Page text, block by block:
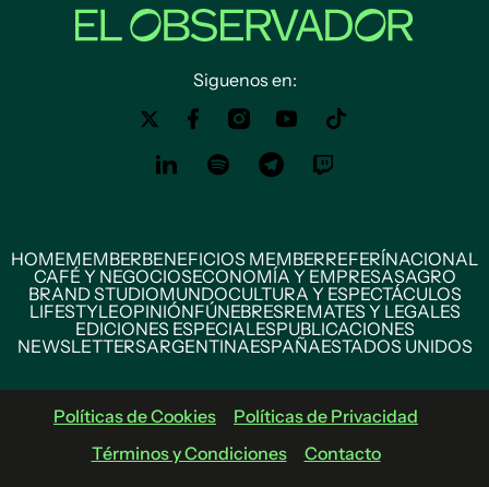
Siguenos en:
HOMEMEMBERBENEFICIOS MEMBERREFERÍNACIONAL
CAFÉ Y NEGOCIOSECONOMÍA Y EMPRESASAGRO
BRAND STUDIOMUNDOCULTURA Y ESPECTÁCULOS
LIFESTYLEOPINIÓNFÚNEBRESREMATES Y LEGALES
EDICIONES ESPECIALESPUBLICACIONES
NEWSLETTERSARGENTINAESPAÑAESTADOS UNIDOS
Políticas de Cookies
Políticas de Privacidad
Términos y Condiciones
Contacto